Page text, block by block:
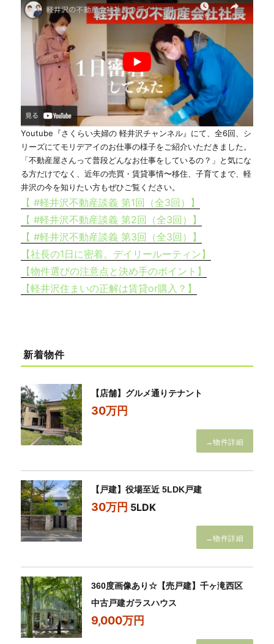
Youtube『さくらい夫婦の 軽井沢チャンネル』にて、全6回、シ
リーズにてモリデアイのお仕事の様子をご紹介いただきました。
「不動産屋さんって普段どんなお仕事をしているの？」と気にな
る方だけでなく、近年の売買・賃貸事情〜移住、子育てまで、軽
井沢の今を知りたい方もぜひご覧ください。
【 #軽井沢不動産談義 第1回（全3回）】
【 #軽井沢不動産談義 第2回（全3回）】
【 #軽井沢不動産談義 第3回（全3回）】
【社長の1日に密着。デイリールーティン】
【物件選びの注意点と決め手のポイント】
【軽井沢住まいの正解は賃貸or購入？】
新着物件
【店舗】グルメ通りテナント
30万円
→物件詳細
【戸建】役場至近 5LDK戸建
30万円 5LDK
→物件詳細
360度画像あり☆【売戸建】千ヶ滝西区
中古戸建ガラスハウス
9,000万円